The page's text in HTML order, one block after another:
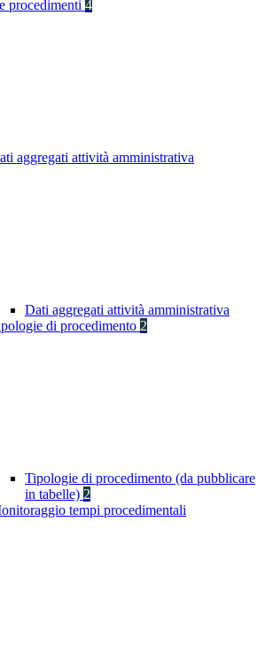
procedimenti 4
aggregati attività amministrativa
Dati aggregati attività amministrativa
di procedimento 2
Tipologie di procedimento (da pubblicare
in tabelle) 2
tempi procedimentali